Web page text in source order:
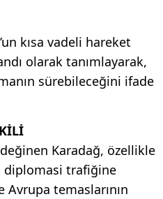
kısa vadeli hareket
olarak tanımlayarak,
sürebileceğini ifade
Karadağ, özellikle
diplomasi trafiğine
temaslarının